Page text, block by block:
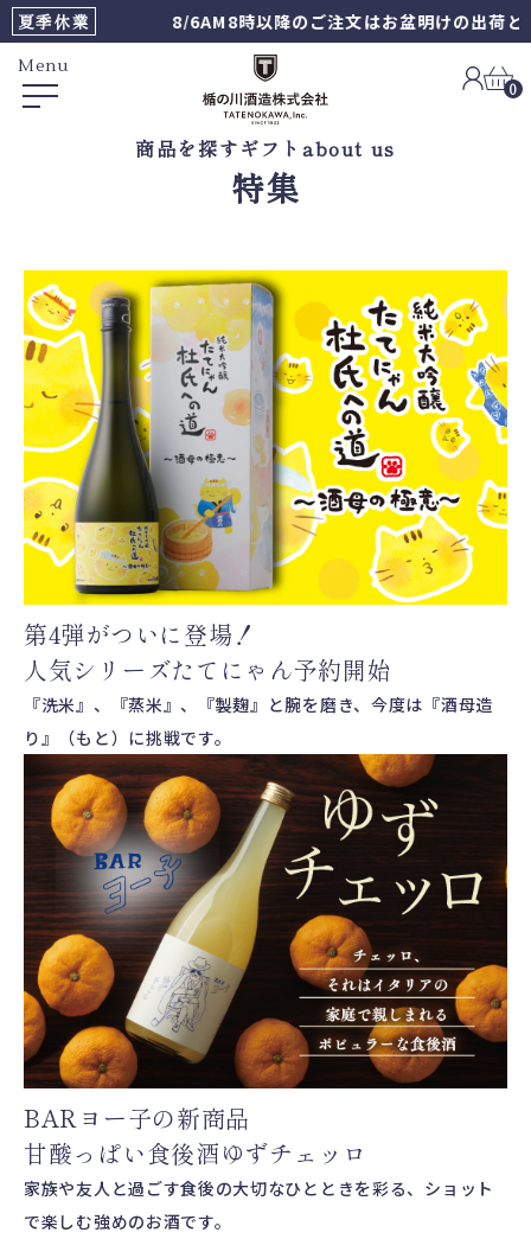
夏季休業 8/6AM8時以降のご注文はお盆明けの出荷とな
Menu
0
商品を探すギフト about us
特集
第4弾がついに登場！
人気シリーズたてにゃん予約開始
『洗米』、『蒸米』、『製麹』と腕を磨き、今度は『酒母造
り』（もと）に挑戦です。
BARヨー子の新商品
甘酸っぱい食後酒ゆずチェッロ
家族や友人と過ごす食後の大切なひとときを彩る、ショット
で楽しむ強めのお酒です。